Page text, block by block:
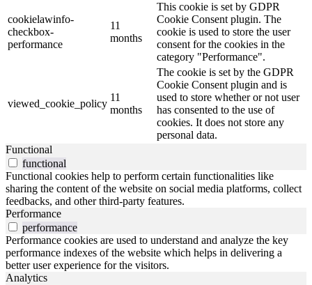
cookielawinfo-
checkbox-
performance
11
months
This cookie is set by GDPR
Cookie Consent plugin. The
cookie is used to store the user
consent for the cookies in the
category "Performance".
viewed_cookie_policy
11
months
The cookie is set by the GDPR
Cookie Consent plugin and is
used to store whether or not user
has consented to the use of
cookies. It does not store any
personal data.
Functional
functional
Functional cookies help to perform certain functionalities like
sharing the content of the website on social media platforms, collect
feedbacks, and other third-party features.
Performance
performance
Performance cookies are used to understand and analyze the key
performance indexes of the website which helps in delivering a
better user experience for the visitors.
Analytics